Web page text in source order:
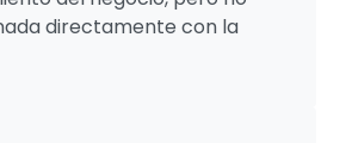
directamente con la